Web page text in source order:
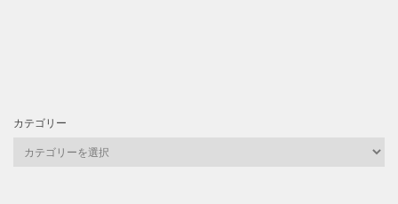
カテゴリー